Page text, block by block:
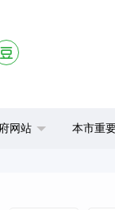
网站 本市重